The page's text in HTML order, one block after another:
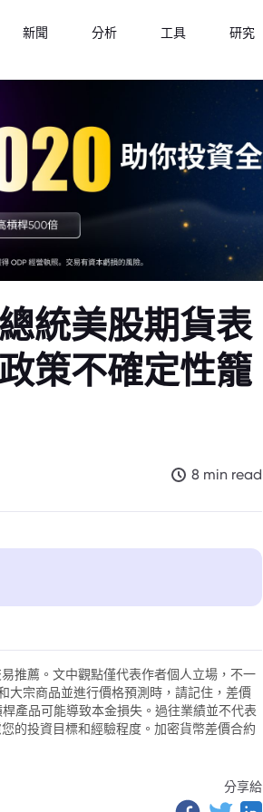
新聞 分析 工具 研究
統美股期貨表
策不確定性籠
8 min read
行動
推薦。文中觀點僅代表作者個人立場，不一
大宗商品並進行價格預測時，請記住，差價
產品可能導致本金損失。過往業績並不代表
的投資目標和經驗程度。加密貨幣差價合約
分享給